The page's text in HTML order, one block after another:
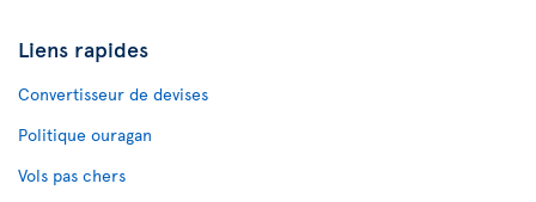
Liens rapides
Convertisseur de devises
Politique ouragan
Vols pas chers